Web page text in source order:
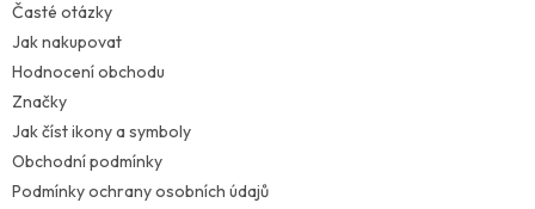
Časté otázky
Jak nakupovat
Hodnocení obchodu
Značky
Jak číst ikony a symboly
Obchodní podmínky
Podmínky ochrany osobních údajů